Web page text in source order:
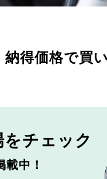
納得価格で買
をチェック
中！